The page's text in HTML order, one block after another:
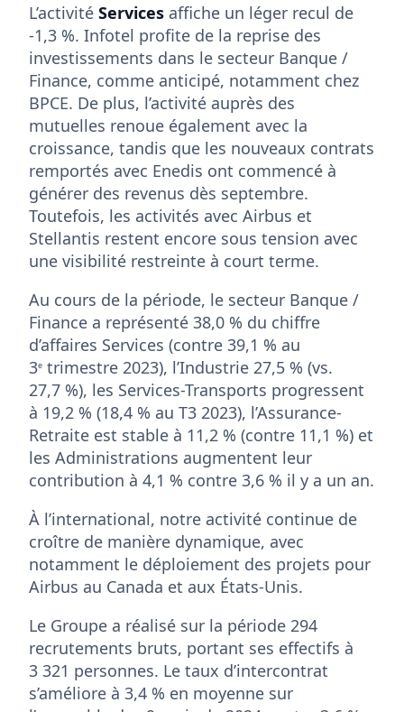
L’activité Services affiche un léger recul de
-1,3 %. Infotel profite de la reprise des
investissements dans le secteur Banque /
Finance, comme anticipé, notamment chez
BPCE. De plus, l’activité auprès des
mutuelles renoue également avec la
croissance, tandis que les nouveaux contrats
remportés avec Enedis ont commencé à
générer des revenus dès septembre.
Toutefois, les activités avec Airbus et
Stellantis restent encore sous tension avec
une visibilité restreinte à court terme.
Au cours de la période, le secteur Banque /
Finance a représenté 38,0 % du chiffre
d’affaires Services (contre 39,1 % au
3e trimestre 2023), l’Industrie 27,5 % (vs.
27,7 %), les Services-Transports progressent
à 19,2 % (18,4 % au T3 2023), l’Assurance-
Retraite est stable à 11,2 % (contre 11,1 %) et
les Administrations augmentent leur
contribution à 4,1 % contre 3,6 % il y a un an.
À l’international, notre activité continue de
croître de manière dynamique, avec
notamment le déploiement des projets pour
Airbus au Canada et aux États-Unis.
Le Groupe a réalisé sur la période 294
recrutements bruts, portant ses effectifs à
3 321 personnes. Le taux d’intercontrat
s’améliore à 3,4 % en moyenne sur